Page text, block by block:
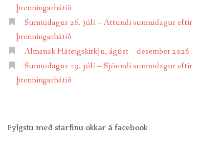
þrenningarhátíð
Sunnudagur 26. júlí – Áttundi sunnudagur eftir
þrenningarhátíð
Almanak Háteigskirkju, ágúst – desember 2026
Sunnudagur 19. júlí – Sjöundi sunnudagur eftir
þrenningarhátíð
Fylgstu með starfinu okkar á facebook